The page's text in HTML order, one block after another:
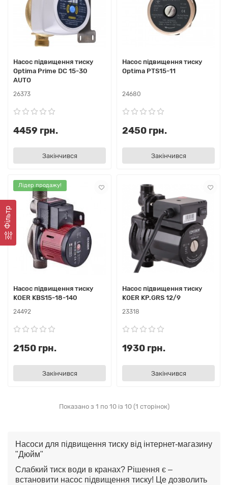
Фiльтр
Насос підвищення тиску
Optima Prime DC 15-30
AUTO
26373
4459 грн.
Закінчився
Насос підвищення тиску
Optima PTS15-11
24680
2450 грн.
Закінчився
Лідер продажу!
Насос підвищення тиску
KOER KBS15-18-140
24492
2150 грн.
Закінчився
Насос підвищення тиску
KOER KP.GRS 12/9
23318
1930 грн.
Закінчився
Показано з 1 по 10 із 10 (1 сторінок)
Насоси для підвищення тиску від інтернет-магазину
"Дюйм"
Слабкий тиск води в кранах? Рішення є –
встановити насос підвищення тиску! Це дозволить